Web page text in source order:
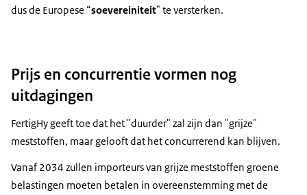
dus de Europese “soevereiniteit" te versterken.
Prijs en concurrentie vormen nog
uitdagingen
FertigHy geeft toe dat het "duurder" zal zijn dan "grijze"
meststoffen, maar gelooft dat het concurrerend kan blijven.
Vanaf 2034 zullen importeurs van grijze meststoffen groene
belastingen moeten betalen in overeenstemming met de